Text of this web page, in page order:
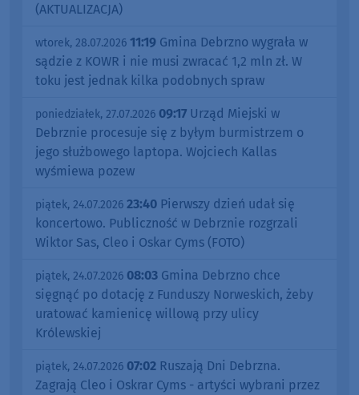
(AKTUALIZACJA)
wtorek, 28.07.2026 11:19 Gmina Debrzno wygrała w
sądzie z KOWR i nie musi zwracać 1,2 mln zł. W
toku jest jednak kilka podobnych spraw
poniedziałek, 27.07.2026 09:17 Urząd Miejski w
Debrznie procesuje się z byłym burmistrzem o
jego służbowego laptopa. Wojciech Kallas
wyśmiewa pozew
piątek, 24.07.2026 23:40 Pierwszy dzień udał się
koncertowo. Publiczność w Debrznie rozgrzali
Wiktor Sas, Cleo i Oskar Cyms (FOTO)
piątek, 24.07.2026 08:03 Gmina Debrzno chce
sięgnąć po dotację z Funduszy Norweskich, żeby
uratować kamienicę willową przy ulicy
Królewskiej
piątek, 24.07.2026 07:02 Ruszają Dni Debrzna.
Zagrają Cleo i Oskrar Cyms - artyści wybrani przez